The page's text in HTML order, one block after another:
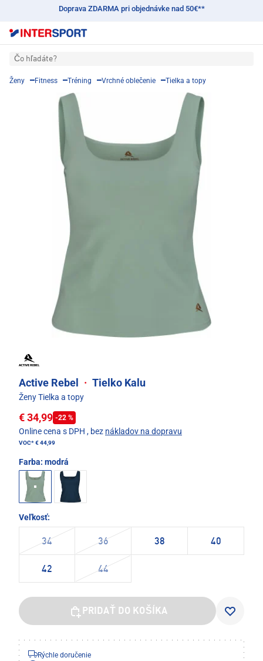
Doprava ZDARMA pri objednávke nad 50€**
Čo hľadáte?
Ženy Fitness Tréning Vrchné oblečenie Tielka a topy
Active Rebel · Tielko Kalu
Ženy Tielka a topy
€ 34,99 -22 %
Online cena s DPH , bez nákladov na dopravu
VOC*€ 44,99
Farba: modrá
Veľkosť:
34 36 38 40
42 44
PRIDAŤ DO KOŠÍKA
Rýchle doručenie